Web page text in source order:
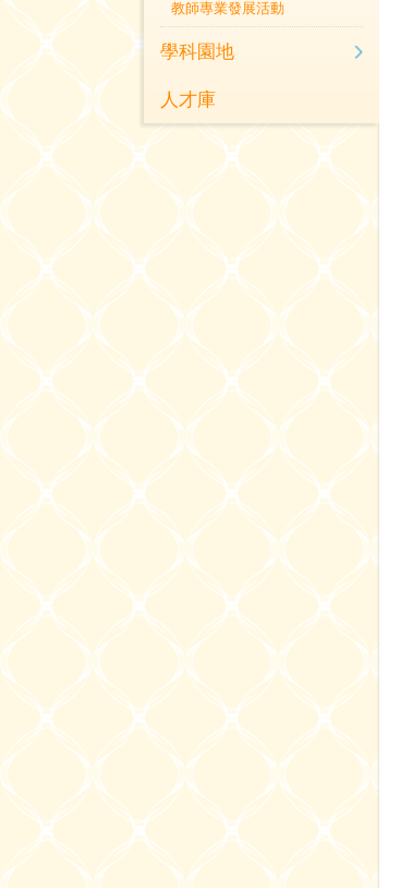
教師專業發展活動
學科園地
人才庫